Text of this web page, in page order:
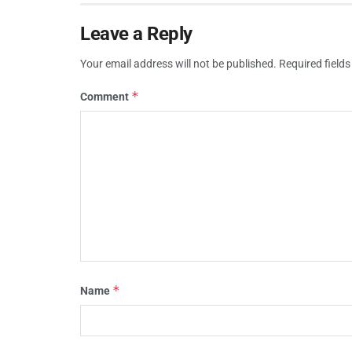
Leave a Reply
Your email address will not be published. Required
Comment *
Name *